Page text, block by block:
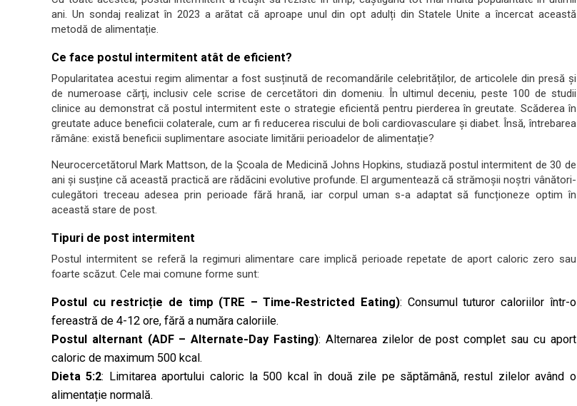
ani. Un sondaj realizat în 2023 a arătat că aproape unul din opt adulți din Statele Unite a încercat această
metodă de alimentație.
Ce face postul intermitent atât de eficient?
Popularitatea acestui regim alimentar a fost susținută de recomandările celebrităților, de articolele din presă și
de numeroase cărți, inclusiv cele scrise de cercetători din domeniu. În ultimul deceniu, peste 100 de studii
clinice au demonstrat că postul intermitent este o strategie eficientă pentru pierderea în greutate. Scăderea în
greutate aduce beneficii colaterale, cum ar fi reducerea riscului de boli cardiovasculare și diabet. Însă, întrebarea
rămâne: există beneficii suplimentare asociate limitării perioadelor de alimentație?
Neurocercetătorul Mark Mattson, de la Școala de Medicină Johns Hopkins, studiază postul intermitent de 30 de
ani și susține că această practică are rădăcini evolutive profunde. El argumentează că strămoșii noștri vânători-
culegători treceau adesea prin perioade fără hrană, iar corpul uman s-a adaptat să funcționeze optim în
această stare de post.
Tipuri de post intermitent
Postul intermitent se referă la regimuri alimentare care implică perioade repetate de aport caloric zero sau
foarte scăzut. Cele mai comune forme sunt:
Postul cu restricție de timp (TRE – Time-Restricted Eating): Consumul tuturor caloriilor într-o
fereastră de 4-12 ore, fără a număra caloriile.
Postul alternant (ADF – Alternate-Day Fasting): Alternarea zilelor de post complet sau cu aport
caloric de maximum 500 kcal.
Dieta 5:2: Limitarea aportului caloric la 500 kcal în două zile pe săptămână, restul zilelor având o
alimentație normală.